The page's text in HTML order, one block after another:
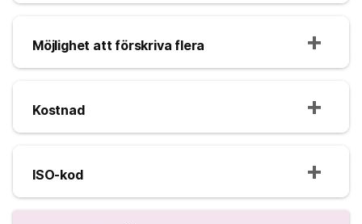
Möjlighet att förskriva flera
Kostnad
ISO-kod